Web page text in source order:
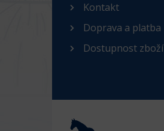
Kontakt
Doprava a platba
Dostupnost zboží